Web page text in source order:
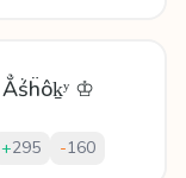
Ẳṥḧôḵʸ ♔
+295 -160